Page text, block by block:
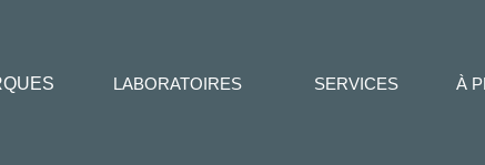
LABORATOIRES SERVICES À